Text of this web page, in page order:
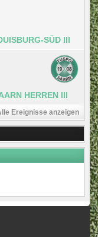
SÜD III
HERREN III
Ereignisse anzeigen